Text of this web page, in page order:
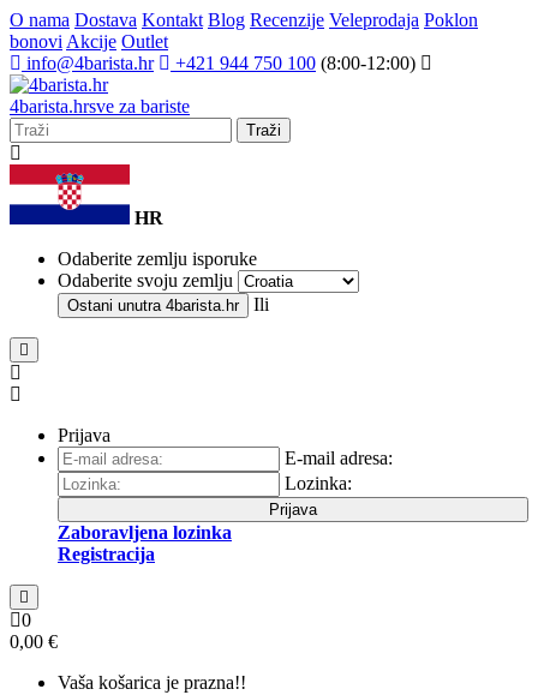
O nama Dostava Kontakt Blog Recenzije Veleprodaja Poklon
bonovi Akcije Outlet
info@4barista.hr
+421 944 750 100 (8:00-12:00)
4barista.hrsve za bariste
Traži
HR
Odaberite zemlju isporuke
Odaberite svoju zemlju
Ostani unutra 4barista.hr Ili
Prijava
E-mail adresa:
Lozinka:
Prijava
Zaboravljena lozinka
Registracija
0
0,00 €
Vaša košarica je prazna!!